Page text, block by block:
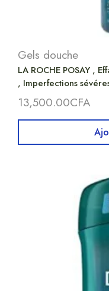
Gels douche
LA ROCHE POSAY ,
, Imperfections
13,500.00CFA